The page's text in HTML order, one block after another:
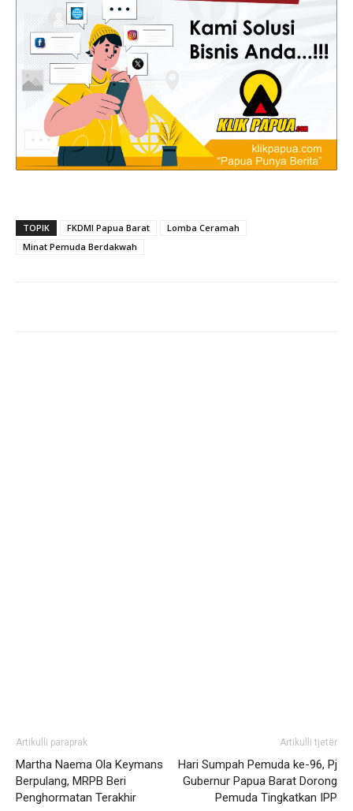
TOPIK FKDMI Papua Barat
Lomba Ceramah
Minat Pemuda Berdakwah
Artikulli paraprak
Martha Naema Ola Keymans
Berpulang, MRPB Beri
Penghormatan Terakhir
Artikulli tjetër
Hari Sumpah Pemuda ke-96, Pj
Gubernur Papua Barat Dorong
Pemuda Tingkatkan IPP